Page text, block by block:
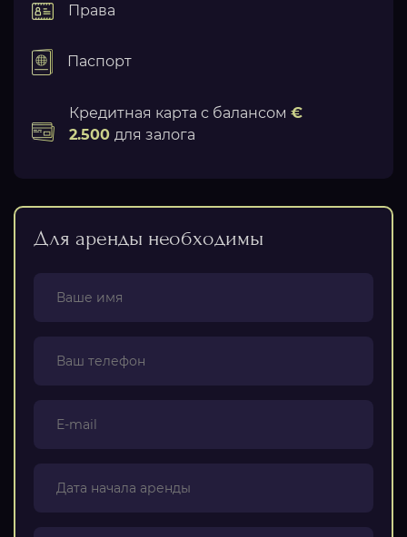
Права
Паспорт
Кредитная карта с балансом €
2.500 для залога
Для аренды необходимы